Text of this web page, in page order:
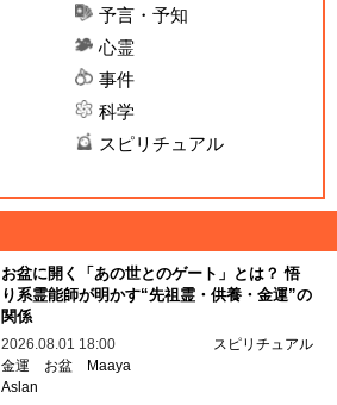
予言・予知
心霊
事件
科学
スピリチュアル
お盆に開く「あの世とのゲート」とは？ 悟
り系霊能師が明かす“先祖霊・供養・金運”の
関係
2026.08.01 18:00
スピリチュアル
金運
お盆
Maaya
Aslan